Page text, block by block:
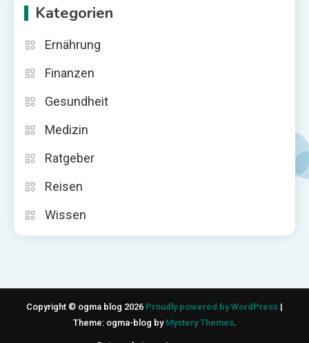
Kategorien
Ernährung
Finanzen
Gesundheit
Medizin
Ratgeber
Reisen
Wissen
Copyright © ogma blog 2026 Proudly powered by WordPress |
Theme: ogma-blog by Mystery Themes.